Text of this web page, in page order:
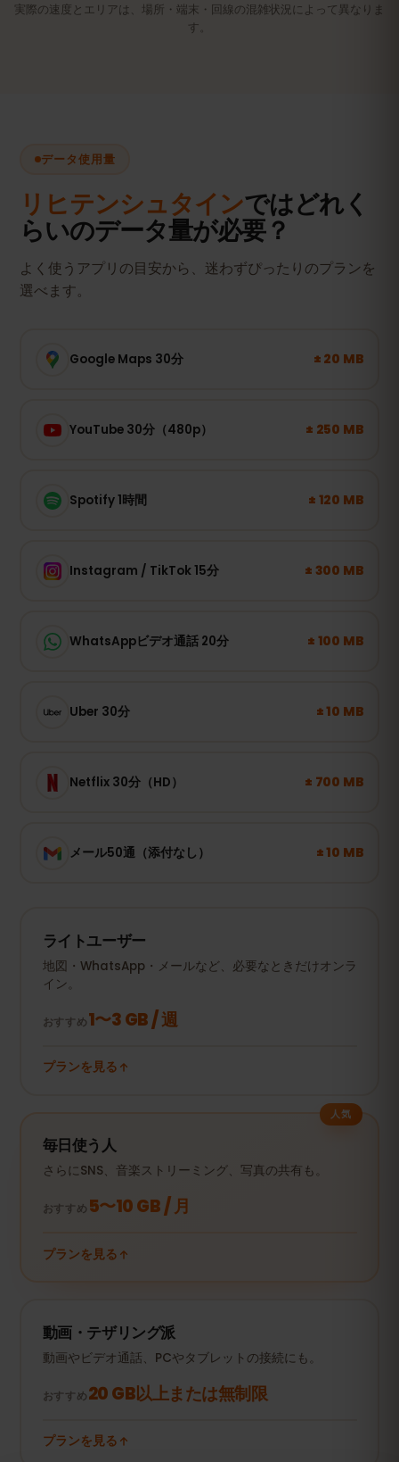
実際の速度とエリアは、場所・端末・回線の混雑状況によって異なりま
す。
データ使用量
リヒテンシュタインではどれく
らいのデータ量が必要？
よく使うアプリの目安から、迷わずぴったりのプランを
選べます。
Google Maps 30分 ± 20 MB
YouTube 30分（480p） ± 250 MB
Spotify 1時間 ± 120 MB
Instagram / TikTok 15分 ± 300 MB
WhatsAppビデオ通話 20分 ± 100 MB
Uber 30分 ± 10 MB
Netflix 30分（HD） ± 700 MB
メール50通（添付なし） ± 10 MB
ライトユーザー
地図・WhatsApp・メールなど、必要なときだけオンラ
イン。
おすすめ1〜3 GB / 週
プランを見る
人気
毎日使う人
さらにSNS、音楽ストリーミング、写真の共有も。
おすすめ 5〜10 GB / 月
プランを見る
動画・テザリング派
動画やビデオ通話、PCやタブレットの接続にも。
おすすめ20 GB以上または無制限
プランを見る